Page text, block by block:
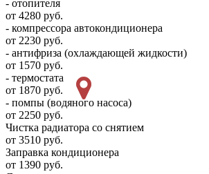
- отопителя
от 4280 руб.
- компрессора автокондиционера
от 2230 руб.
- антифриза (охлаждающей жидкости)
от 1570 руб.
- термостата
от 1870 руб.
- помпы (водяного насоса)
от 2250 руб.
Чистка радиатора со снятием
от 3510 руб.
Заправка кондиционера
от 1390 руб.